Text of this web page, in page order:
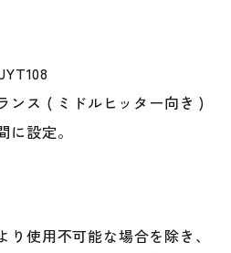
ンス ( ミドルヒッター向き )
設定。
使用不可能な場合を除き、